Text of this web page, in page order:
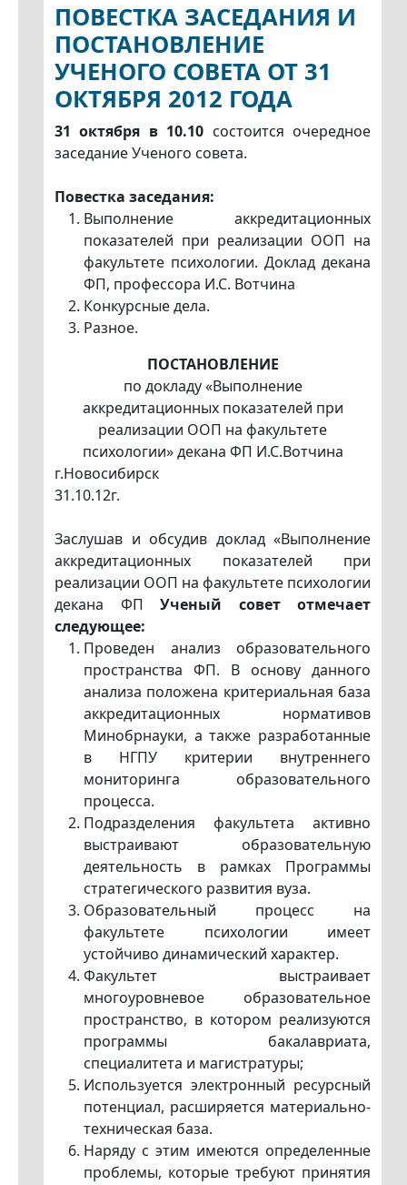
ПОВЕСТКА ЗАСЕДАНИЯ И
ПОСТАНОВЛЕНИЕ
УЧЕНОГО СОВЕТА ОТ 31
ОКТЯБРЯ 2012 ГОДА
31 октября в 10.10 состоится очередное
заседание Ученого совета.
Повестка заседания:
Выполнение аккредитационных
показателей при реализации ООП на
факультете психологии. Доклад декана
ФП, профессора И.С. Вотчина
Конкурсные дела.
Разное.
ПОСТАНОВЛЕНИЕ
по докладу «Выполнение
аккредитационных показателей при
реализации ООП на факультете
психологии» декана ФП И.С.Вотчина
г.Новосибирск
31.10.12г.
Заслушав и обсудив доклад «Выполнение
аккредитационных показателей при
реализации ООП на факультете психологии
декана ФП Ученый совет отмечает
следующее:
Проведен анализ образовательного
пространства ФП. В основу данного
анализа положена критериальная база
аккредитационных нормативов
Минобрнауки, а также разработанные
в НГПУ критерии внутреннего
мониторинга образовательного
процесса.
Подразделения факультета активно
выстраивают образовательную
деятельность в рамках Программы
стратегического развития вуза.
Образовательный процесс на
факультете психологии имеет
устойчиво динамический характер.
Факультет выстраивает
многоуровневое образовательное
пространство, в котором реализуются
программы бакалавриата,
специалитета и магистратуры;
Используется электронный ресурсный
потенциал, расширяется материально-
техническая база.
Наряду с этим имеются определенные
проблемы, которые требуют принятия